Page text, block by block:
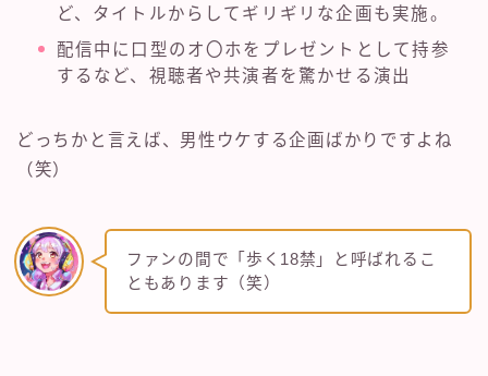
ど、タイトルからしてギリギリな企画も実施。
配信中に口型のオ〇ホをプレゼントとして持参
するなど、視聴者や共演者を驚かせる演出
どっちかと言えば、男性ウケする企画ばかりですよね
（笑）
ファンの間で「歩く18禁」と呼ばれるこ
ともあります（笑）